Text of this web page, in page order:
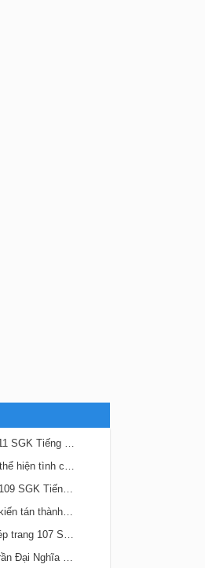
Bài 22 Đọc mở rộng trang 111 SGK Tiếng Việt 5 Kết nối tri thức tập 2
Bài 22 Luyện viết đoạn văn thể hiện tình cảm, cảm xúc về một sự việc trang 111 SGK Tiếng Việt 5 Kết nối tri thức tập 2
Bài 22 Bộ đội về làng trang 109 SGK Tiếng Việt 5 Kết nối tri thức tập 2
Bài 21 Viết đoạn văn nêu ý kiến tán thành một sự việc, hiện tượng (Bài viết số 2) trang 108 SGK Tiếng Việt 5 Kết nối tri thức tập 2
Bài 21 Luyện tập về câu ghép trang 107 SGK Tiếng Việt 5 Kết nối tri thức tập 2
Bài 21 Anh hùng lao động Trần Đại Nghĩa trang 106 SGK Tiếng Việt 5 Kết nối tri thức tập 2